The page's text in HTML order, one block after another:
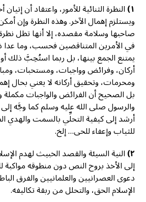
١) النظرة الثنائية للأمور، واعتقاد أن
ويستلزم إهمال الآخر. وهذه النظرة وإن
صاحبها وسلامة مقصده، إلا أنها تظل
في الأمرين المتناقضين فحسب، وما عدا
يمتنع الجمع بينها، بل ربما استُحِبَّ ذلك
أركان، وفرائض وواجبات، ومستحبات،
ومحرمات، وتحقيق أركانه لا يعني بحال
بل الصحيح أن الفرائض والواجبات مكملة
والرسول صلى الله عليه وسلم كما وجَّه
أرشد إلى كيفية التحلِّي بالسمت والهدي
للثياب وإعفاء للحى… إلخ.
٢) النية السيئة والقصد الخبيث لهدم
إلى الأخذ بروح النص دون منطوقه
دعوى العصرانيين والعلمانيين والفرق
الإسلام الحق، والتحلل من ربقة تكاليفه.